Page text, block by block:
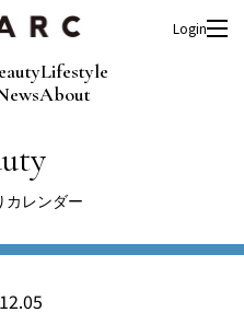
Lifestyle
About
Login
カレンダー